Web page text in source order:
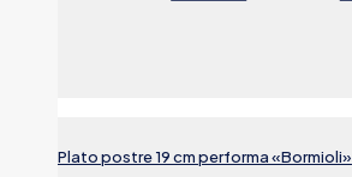
Plato postre 19 cm performa «Bormioli»